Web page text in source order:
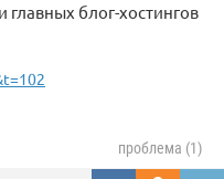
главных блог-хостингов
проблема (1)